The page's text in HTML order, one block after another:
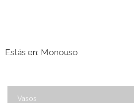
Estás en: Monouso
Vasos